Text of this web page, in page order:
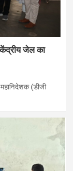
केंद्रीय जेल का
(डीजी